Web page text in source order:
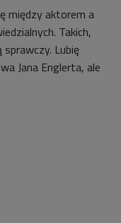
między aktorem a
Takich,
Lubię
Jana Englerta, ale